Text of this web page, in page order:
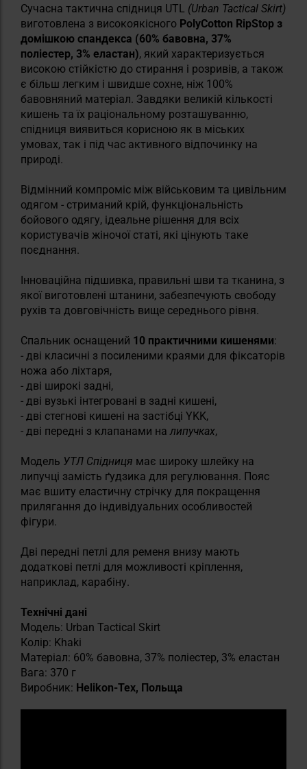
Сучасна тактична спідниця UTL (Urban Tactical Skirt)
виготовлена з високоякісного PolyCotton RipStop з
домішкою спандекса (60% бавовна, 37%
поліестер, 3% еластан), який характеризується
високою стійкістю до стирання і розривів, а також
є більш легким і швидше сохне, ніж 100%
бавовняний матеріал. Завдяки великій кількості
кишень та їх раціональному розташуванню,
спідниця виявиться корисною як в міських
умовах, так і під час активного відпочинку на
природі.
Відмінний компроміс між військовим та цивільним
одягом - стриманий крій, функціональність
бойового одягу, ідеальне рішення для всіх
користувачів жіночої статі, які цінують таке
поєднання.
Інноваційна підшивка, правильні шви та тканина, з
якої виготовлені штанини, забезпечують свободу
рухів та довговічність вище середнього рівня.
Спальник оснащений 10 практичними кишенями:
- дві класичні з посиленими краями для фіксаторів
ножа або ліхтаря,
- дві широкі задні,
- дві вузькі інтегровані в задні кишені,
- дві стегнові кишені на застібці YKK,
- дві передні з клапанами на липучках,
Модель УТЛ Спідниця має широку шлейку на
липучці замість ґудзика для регулювання. Пояс
має вшиту еластичну стрічку для покращення
прилягання до індивідуальних особливостей
фігури.
Дві передні петлі для ременя внизу мають
додаткові петлі для можливості кріплення,
наприклад, карабіну.
Технічні дані
Модель: Urban Tactical Skirt
Колір: Khaki
Матеріал: 60% бавовна, 37% поліестер, 3% еластан
Вага: 370 г
Виробник: Helikon-Tex, Польща